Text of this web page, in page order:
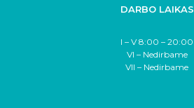
DARBO LAIKAS
I – V 8:00 – 20:00
VI – Nedirbame
VII – Nedirbame